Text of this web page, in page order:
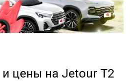
цены на Jetour T2